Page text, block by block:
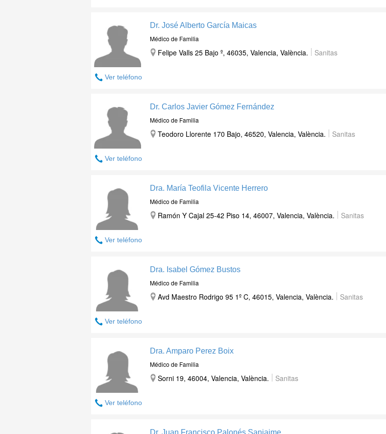
Ver teléfono
Dr. José Alberto García Maicas
Médico de Familia
Felipe Valls 25 Bajo º, 46035, Valencia, València. Sanitas
Ver teléfono
Dr. Carlos Javier Gómez Fernández
Médico de Familia
Teodoro Llorente 170 Bajo, 46520, Valencia, València. Sanitas
Ver teléfono
Dra. María Teofila Vicente Herrero
Médico de Familia
Ramón Y Cajal 25-42 Piso 14, 46007, Valencia, València. Sanitas
Ver teléfono
Dra. Isabel Gómez Bustos
Médico de Familia
Avd Maestro Rodrigo 95 1º C, 46015, Valencia, València. Sanitas
Ver teléfono
Dra. Amparo Perez Boix
Médico de Familia
Sorni 19, 46004, Valencia, València. Sanitas
Dr. Juan Francisco Palonés Sanjaime